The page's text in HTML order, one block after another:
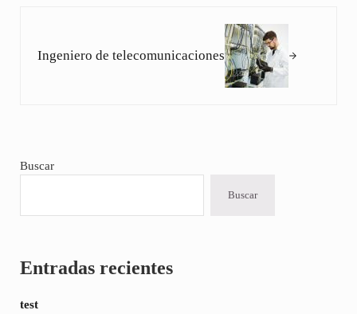
Ingeniero de telecomunicaciones
Sidebar
Buscar
Buscar
Entradas recientes
test